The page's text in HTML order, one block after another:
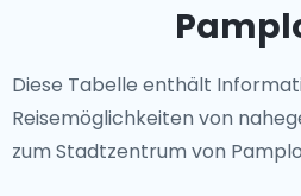
Diese Tabelle enthält
Reisemöglichkeiten von
zum Stadtzentrum von